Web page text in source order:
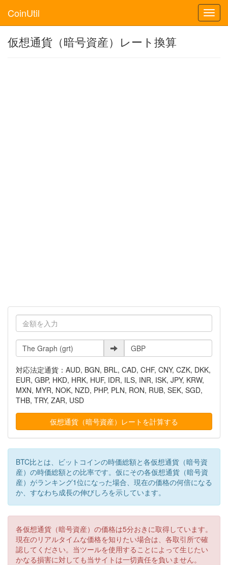
CoinUtil
仮想通貨（暗号資産）レート換算
対応法定通貨：AUD, BGN, BRL, CAD, CHF, CNY, CZK, DKK,
EUR, GBP, HKD, HRK, HUF, IDR, ILS, INR, ISK, JPY, KRW,
MXN, MYR, NOK, NZD, PHP, PLN, RON, RUB, SEK, SGD,
THB, TRY, ZAR, USD
BTC比とは、ビットコインの時価総額と各仮想通貨（暗号資
産）の時価総額との比率です。仮にその各仮想通貨（暗号資
産）がランキング1位になった場合、現在の価格の何倍になる
か、すなわち成長の伸びしろを示しています。
各仮想通貨（暗号資産）の価格は5分おきに取得しています。
現在のリアルタイムな価格を知りたい場合は、各取引所で確
認してください。当ツールを使用することによって生じたい
かなる損害に対しても当サイトは一切責任を負いません。